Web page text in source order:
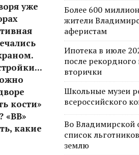
уже
кости»
«ВВ»
какие
Более 600
жители
аферистам
Ипотека в июле
после
вторички
Школьные музеи
всероссийского
Во Владимирской
список
землю